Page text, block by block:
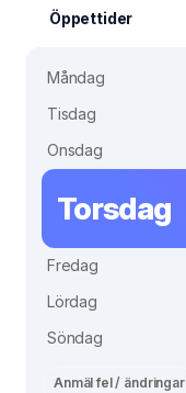
Öppettider
Måndag
Tisdag
Onsdag
Torsdag
Fredag
Lördag
Söndag
Anmäl fel / ändringar